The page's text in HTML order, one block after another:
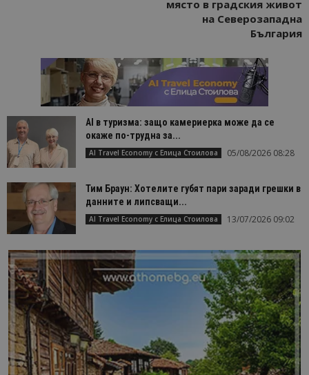
място в градския живот
на Северозападна
България
AI в туризма: защо камериерка може да се
окаже по-трудна за...
AI Travel Economy с Елица Стоилова 05/08/2026 08:28
Тим Браун: Хотелите губят пари заради грешки в
данните и липсващи...
AI Travel Economy с Елица Стоилова 13/07/2026 09:02